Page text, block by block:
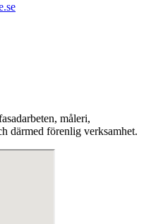
måleri,
därmed förenlig verksamhet.